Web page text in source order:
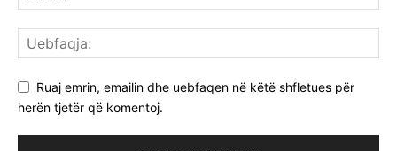
Ruaj emrin, emailin dhe uebfaqen në këtë shfletues për
herën tjetër që komentoj.